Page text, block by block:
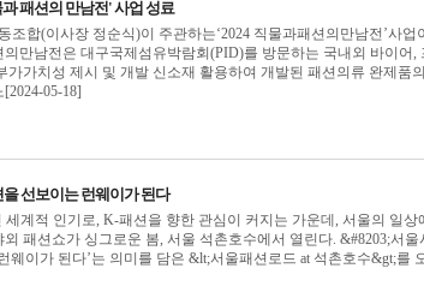
패션의 만남전' 사업 성료
합(이사장 정순식)이 주관하는‘2024 직물과패션의만남전’사업
만남전은 대구국제섬유박람회(PID)를 방문하는 국내외 바이어,
가가치성 제시 및 개발 신소재 활용하여 개발된 패션의류 완제품
05-18]
선보이는 런웨이가 된다
계적 인기로, K-패션을 향한 관심이 커지는 가운데, 서울의 일상
패션쇼가 싱그로운 봄, 서울 석촌호수에서 열린다. &#8203;서울
웨이가 된다’는 의미를 담은 &lt;서울패션로드 at 석촌호수&gt;를